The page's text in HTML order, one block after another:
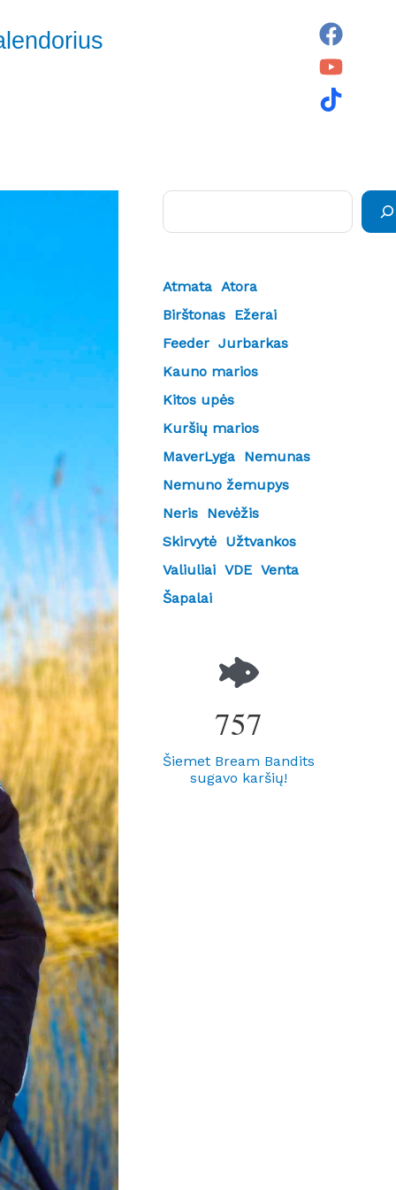
Atmata Atora
Birštonas Ežerai
Feeder Jurbarkas
Kauno marios
Kitos upės
Kuršių marios
MaverLyga Nemunas
Nemuno žemupys
Neris Nevėžis
Skirvytė Užtvankos
Valiuliai VDE Venta
Šapalai
757
Šiemet Bream Bandits
sugavo karšių!